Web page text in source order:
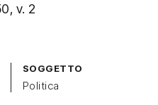
v. 2
SOGGETTO
Politica